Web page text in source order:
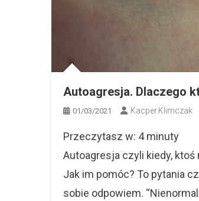
Autoagresja. Dlaczego
01/03/2021 Kacper.klimczak
Przeczytasz w: 4 minuty
Autoagresja czyli kiedy,
Jak im pomóc? To pytania
sobie odpowiem.